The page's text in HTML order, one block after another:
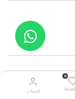
0
الحساب